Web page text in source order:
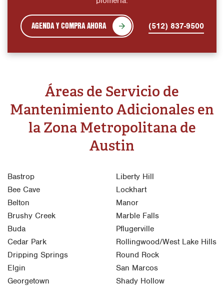
AGENDA Y COMPRA AHORA (512) 837-9500
Áreas de Servicio de
Mantenimiento Adicionales en
la Zona Metropolitana de
Austin
Bastrop
Bee Cave
Belton
Brushy Creek
Buda
Cedar Park
Dripping Springs
Elgin
Georgetown
Liberty Hill
Lockhart
Manor
Marble Falls
Pflugerville
Rollingwood/West Lake Hills
Round Rock
San Marcos
Shady Hollow